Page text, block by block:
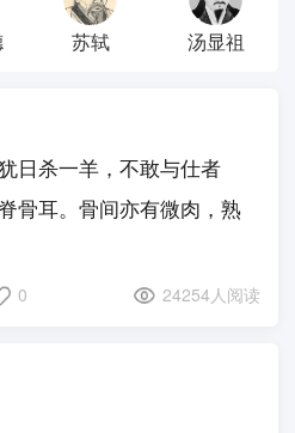
苏轼 汤显祖
杀一羊，不敢与仕者
骨耳。骨间亦有微肉，熟
0 24254人阅读